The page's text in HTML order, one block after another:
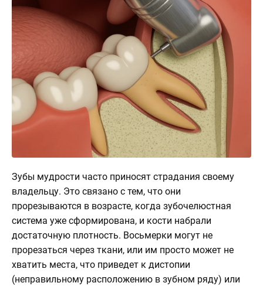
Зубы мудрости часто приносят страдания своему
владельцу. Это связано с тем, что они
прорезываются в возрасте, когда зубочелюстная
система уже сформирована, и кости набрали
достаточную плотность. Восьмерки могут не
прорезаться через ткани, или им просто может не
хватить места, что приведет к дистопии
(неправильному расположению в зубном ряду) или
Услуги
Наши
работы
Врачи
клинике
по
клинике